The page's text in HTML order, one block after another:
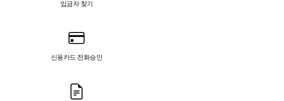
입금자 찾기
신용카드 전화승인